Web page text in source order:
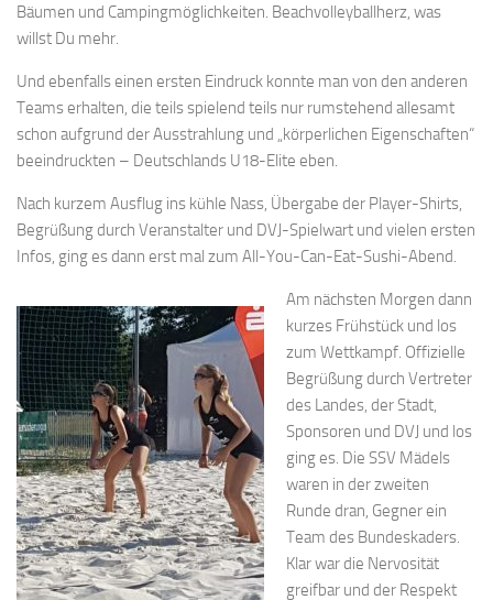
Bäumen und Campingmöglichkeiten. Beachvolleyballherz, was
willst Du mehr.
Und ebenfalls einen ersten Eindruck konnte man von den anderen
Teams erhalten, die teils spielend teils nur rumstehend allesamt
schon aufgrund der Ausstrahlung und „körperlichen Eigenschaften“
beeindruckten – Deutschlands U18-Elite eben.
Nach kurzem Ausflug ins kühle Nass, Übergabe der Player-Shirts,
Begrüßung durch Veranstalter und DVJ-Spielwart und vielen ersten
Infos, ging es dann erst mal zum All-You-Can-Eat-Sushi-Abend.
Am nächsten Morgen dann
kurzes Frühstück und los
zum Wettkampf. Offizielle
Begrüßung durch Vertreter
des Landes, der Stadt,
Sponsoren und DVJ und los
ging es. Die SSV Mädels
waren in der zweiten
Runde dran, Gegner ein
Team des Bundeskaders.
Klar war die Nervosität
greifbar und der Respekt